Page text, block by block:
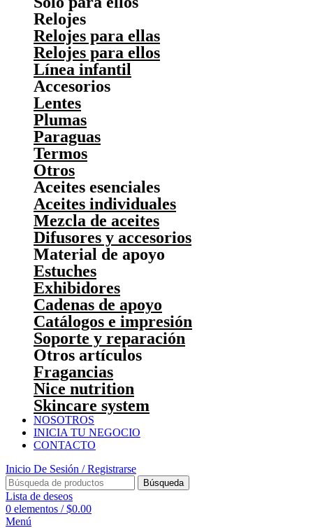
Relojes
Relojes para ellas
Relojes para ellos
Línea infantil
Accesorios
Lentes
Plumas
Paraguas
Termos
Otros
Aceites esenciales
Aceites individuales
Mezcla de aceites
Difusores y accesorios
Material de apoyo
Estuches
Exhibidores
Cadenas de apoyo
Catálogos e impresión
Soporte y reparación
Otros artículos
Fragancias
Nice nutrition
Skincare system
NOSOTROS
INICIA TU NEGOCIO
CONTACTO
Inicio De Sesión / Registrarse
Búsqueda
Lista de deseos
0 elementos / $0.00
Menú